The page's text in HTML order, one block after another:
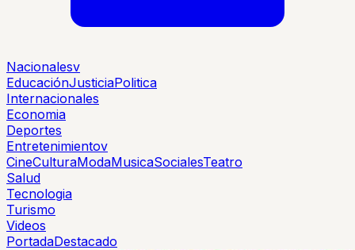
Nacionalesv
EducaciónJusticiaPolitica
Internacionales
Economia
Deportes
Entretenimientov
CineCulturaModaMusicaSocialesTeatro
Salud
Tecnologia
Turismo
Videos
PortadaDestacado